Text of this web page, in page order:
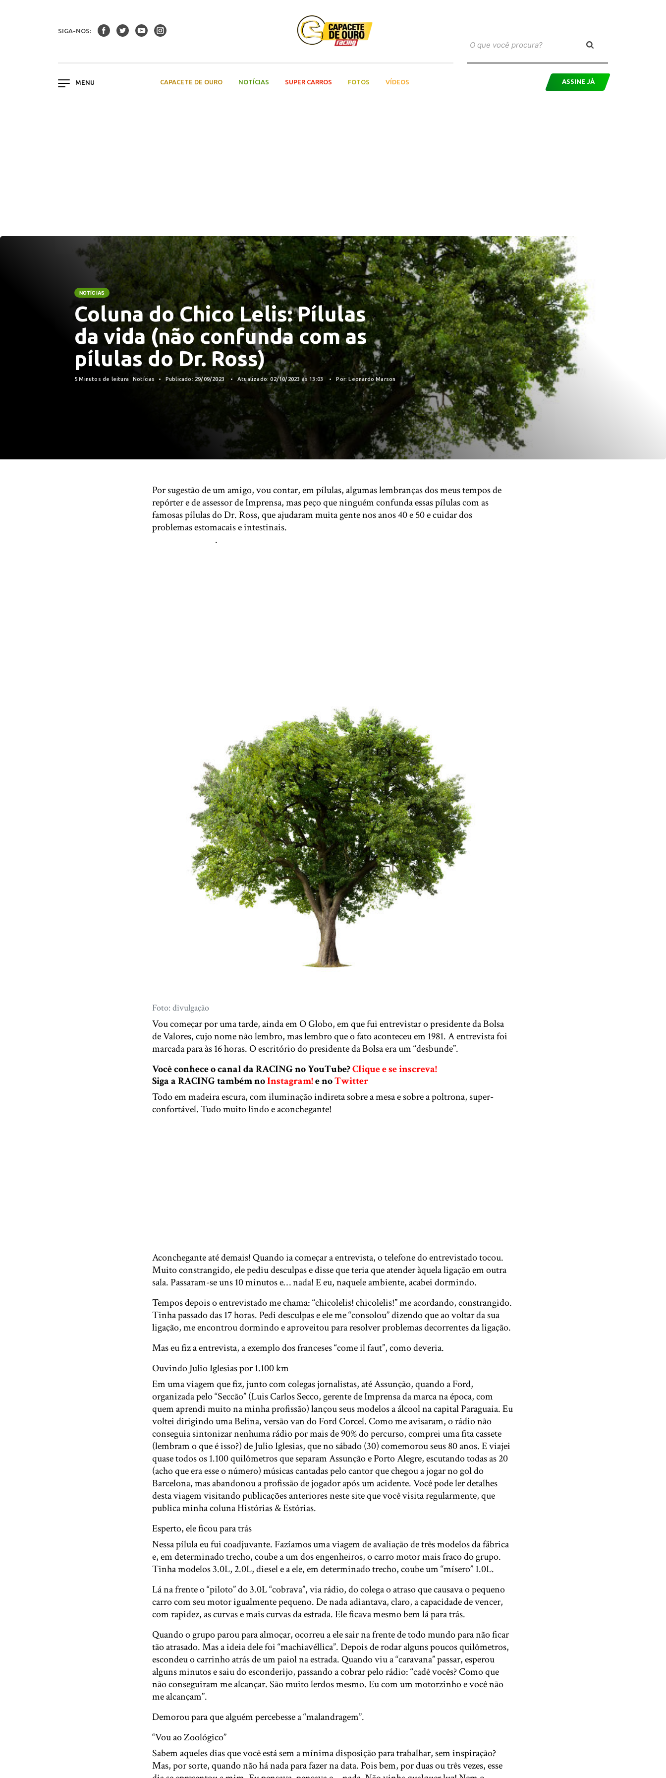
SIGA-NOS:
CAPACETE DE OURO NOTÍCIAS SUPER CARROS FOTOS VÍDEOS ASSINE JÁ
NOTÍCIAS
Coluna do Chico Lelis: Pílulas
da vida (não confunda com as
pílulas do Dr. Ross)
5 Minutos de leitura Notícias Publicado: 29/09/2023 Atualizado: 02/10/2023 às 13:03 Por: Leonardo Marson
Por sugestão de um amigo, vou contar, em pílulas, algumas lembranças dos meus tempos de
repórter e de assessor de Imprensa, mas peço que ninguém confunda essas pílulas com as
famosas pílulas do Dr. Ross, que ajudaram muita gente nos anos 40 e 50 e cuidar dos
problemas estomacais e intestinais.
.
Foto: divulgação
Vou começar por uma tarde, ainda em O Globo, em que fui entrevistar o presidente da Bolsa
de Valores, cujo nome não lembro, mas lembro que o fato aconteceu em 1981. A entrevista foi
marcada para às 16 horas. O escritório do presidente da Bolsa era um “desbunde”.
Você conhece o canal da RACING no YouTube?Clique e se inscreva!
Siga a RACING também noInstagram!e noTwitter
Todo em madeira escura, com iluminação indireta sobre a mesa e sobre a poltrona, super-
confortável. Tudo muito lindo e aconchegante!
Aconchegante até demais! Quando ia começar a entrevista, o telefone do entrevistado tocou.
Muito constrangido, ele pediu desculpas e disse que teria que atender àquela ligação em outra
sala. Passaram-se uns 10 minutos e… nada! E eu, naquele ambiente, acabei dormindo.
Tempos depois o entrevistado me chama: “chicolelis! chicolelis!” me acordando, constrangido.
Tinha passado das 17 horas. Pedi desculpas e ele me “consolou” dizendo que ao voltar da sua
ligação, me encontrou dormindo e aproveitou para resolver problemas decorrentes da ligação.
Mas eu fiz a entrevista, a exemplo dos franceses “come il faut”, como deveria.
Ouvindo Julio Iglesias por 1.100 km
Em uma viagem que fiz, junto com colegas jornalistas, até Assunção, quando a Ford,
organizada pelo “Seccão” (Luis Carlos Secco, gerente de Imprensa da marca na época, com
quem aprendi muito na minha profissão) lançou seus modelos a álcool na capital Paraguaia. Eu
voltei dirigindo uma Belina, versão van do Ford Corcel. Como me avisaram, o rádio não
conseguia sintonizar nenhuma rádio por mais de 90% do percurso, comprei uma fita cassete
(lembram o que é isso?) de Julio Iglesias, que no sábado (30) comemorou seus 80 anos. E viajei
quase todos os 1.100 quilômetros que separam Assunção e Porto Alegre, escutando todas as 20
(acho que era esse o número) músicas cantadas pelo cantor que chegou a jogar no gol do
Barcelona, mas abandonou a profissão de jogador após um acidente. Você pode ler detalhes
desta viagem visitando publicações anteriores neste site que você visita regularmente, que
publica minha coluna Histórias & Estórias.
Esperto, ele ficou para trás
Nessa pílula eu fui coadjuvante. Fazíamos uma viagem de avaliação de três modelos da fábrica
e, em determinado trecho, coube a um dos engenheiros, o carro motor mais fraco do grupo.
Tinha modelos 3.0L, 2.0L, diesel e a ele, em determinado trecho, coube um “mísero” 1.0L.
Lá na frente o “piloto” do 3.0L “cobrava”, via rádio, do colega o atraso que causava o pequeno
carro com seu motor igualmente pequeno. De nada adiantava, claro, a capacidade de vencer,
com rapidez, as curvas e mais curvas da estrada. Ele ficava mesmo bem lá para trás.
Quando o grupo parou para almoçar, ocorreu a ele sair na frente de todo mundo para não ficar
tão atrasado. Mas a ideia dele foi “machiavéllica”. Depois de rodar alguns poucos quilômetros,
escondeu o carrinho atrás de um paiol na estrada. Quando viu a “caravana” passar, esperou
alguns minutos e saiu do esconderijo, passando a cobrar pelo rádio: “cadê vocês? Como que
não conseguiram me alcançar. São muito lerdos mesmo. Eu com um motorzinho e você não
me alcançam”.
Demorou para que alguém percebesse a “malandragem”.
“Vou ao Zoológico”
Sabem aqueles dias que você está sem a mínima disposição para trabalhar, sem inspiração?
Mas, por sorte, quando não há nada para fazer na data. Pois bem, por duas ou três vezes, esse